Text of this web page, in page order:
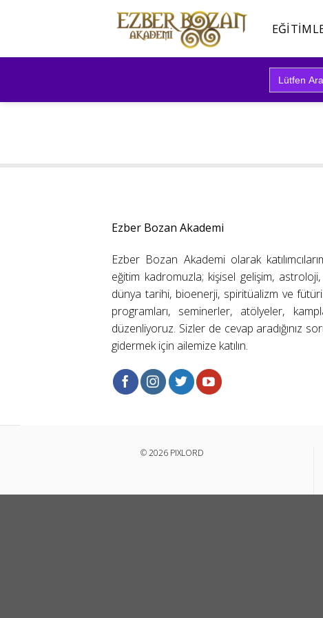
Search
for:
Ezber Bozan Akademi
Ezber Bozan Akademi olarak
eğitim kadromuzla; kişisel gelişim,
dünya tarihi, bioenerji, spiritüalizm ve
programları, seminerler, atölyeler,
düzenliyoruz. Sizler de cevap aradığınız
gidermek için ailemize katılın.
© 2026 PIXLORD